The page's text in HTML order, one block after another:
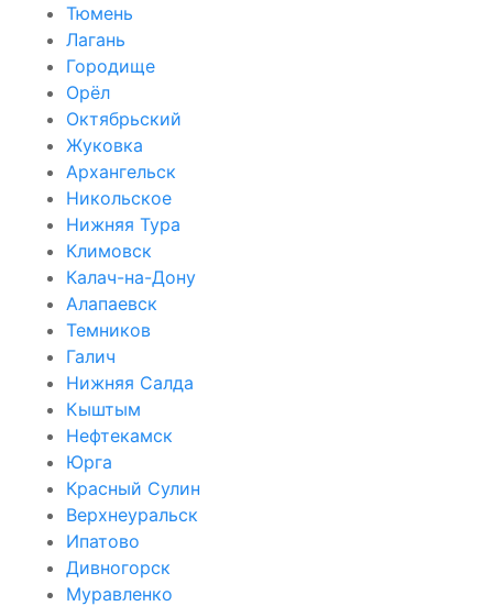
Тюмень
Лагань
Городище
Орёл
Октябрьский
Жуковка
Архангельск
Никольское
Нижняя Тура
Климовск
Калач-на-Дону
Алапаевск
Темников
Галич
Нижняя Салда
Кыштым
Нефтекамск
Юрга
Красный Сулин
Верхнеуральск
Ипатово
Дивногорск
Муравленко